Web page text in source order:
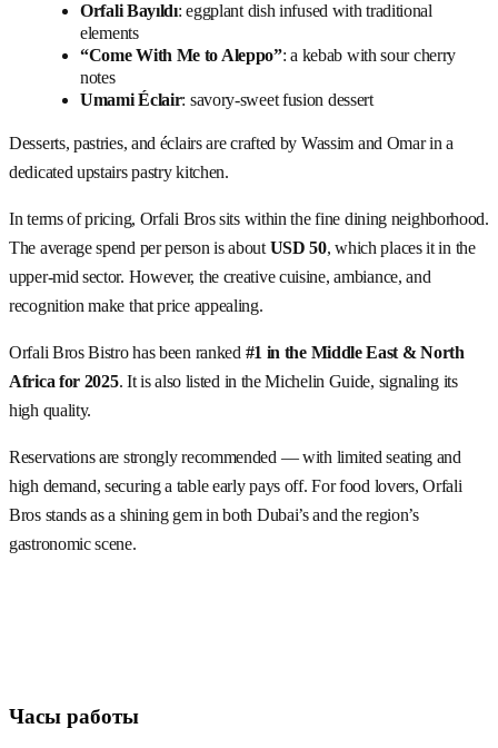
Orfali Bayıldı: eggplant dish infused with traditional
elements
“Come With Me to Aleppo”: a kebab with sour cherry
notes
Umami Éclair: savory-sweet fusion dessert
Desserts, pastries, and éclairs are crafted by Wassim and Omar in a
dedicated upstairs pastry kitchen.
In terms of pricing, Orfali Bros sits within the fine dining neighborhood.
The average spend per person is about USD 50, which places it in the
upper-mid sector. However, the creative cuisine, ambiance, and
recognition make that price appealing.
Orfali Bros Bistro has been ranked #1 in the Middle East & North
Africa for 2025. It is also listed in the Michelin Guide, signaling its
high quality.
Reservations are strongly recommended — with limited seating and
high demand, securing a table early pays off. For food lovers, Orfali
Bros stands as a shining gem in both Dubai’s and the region’s
gastronomic scene.
Часы работы